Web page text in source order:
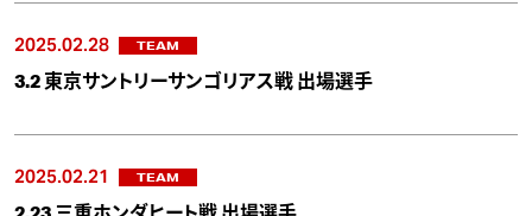
2025.02.28 TEAM
3.2 東京サントリーサンゴリアス戦 出場選手
2025.02.21 TEAM